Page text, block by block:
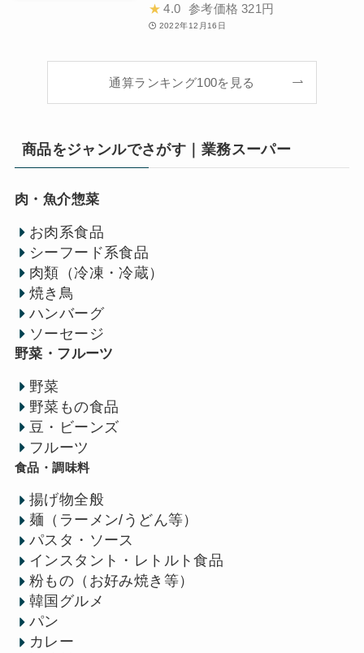
★ 4.0 参考価格 321円
2022年12月16日
通算ランキング100を見る
商品をジャンルでさがす｜業務スーパー
肉・魚介惣菜
お肉系食品
シーフード系食品
肉類（冷凍・冷蔵）
焼き鳥
ハンバーグ
ソーセージ
野菜・フルーツ
野菜
野菜もの食品
豆・ビーンズ
フルーツ
食品・調味料
揚げ物全般
麺（ラーメン/うどん等）
パスタ・ソース
インスタント・レトルト食品
粉もの（お好み焼き等）
韓国グルメ
パン
カレー